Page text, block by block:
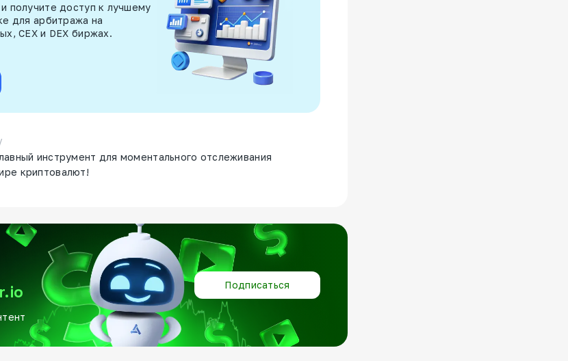
получите доступ к лучшему
для арбитража на
CEX и DEX биржах.
/
инструмент для моментального отслеживания
криптовалют!
Подписаться